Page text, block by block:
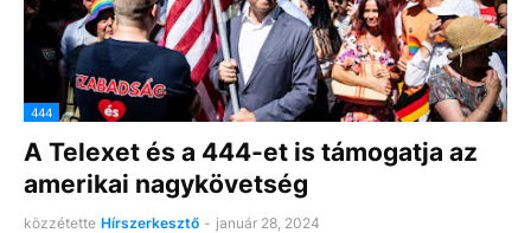
444
A Telexet és a 444-et is támogatja az
amerikai nagykövetség
közzétette Hírszerkesztő - január 28, 2024